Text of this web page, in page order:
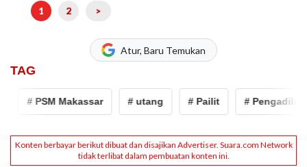
1 2 >
Atur, Baru Temukan
TAG
# PSM Makassar # utang # Pailit # Pengadilan